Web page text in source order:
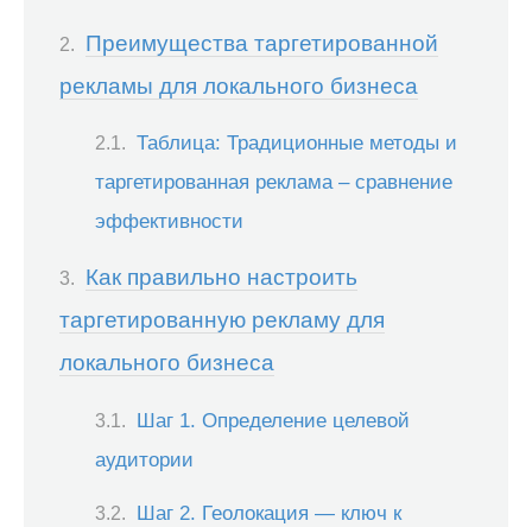
Преимущества таргетированной
рекламы для локального бизнеса
Таблица: Традиционные методы и
таргетированная реклама – сравнение
эффективности
Как правильно настроить
таргетированную рекламу для
локального бизнеса
Шаг 1. Определение целевой
аудитории
Шаг 2. Геолокация — ключ к